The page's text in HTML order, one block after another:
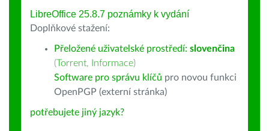
LibreOffice 25.8.7 poznámky k vydání
Doplňkové stažení:
Přeložené uživatelské prostředí: slovenčina
(Torrent, Informace)
Software pro správu klíčů pro novou funkci
OpenPGP (externí stránka)
potřebujete jiný jazyk?